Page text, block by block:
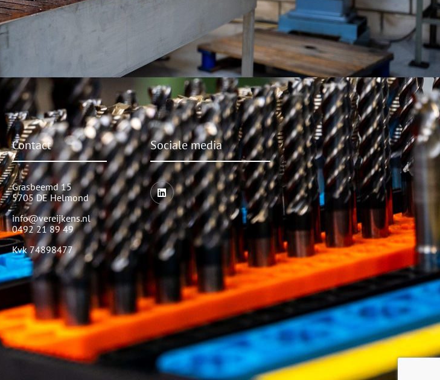
Contact
Grasbeemd 15
5705 DE Helmond
info@vereijkens.nl
0492 21 89 49
Kvk 74898477
Sociale media